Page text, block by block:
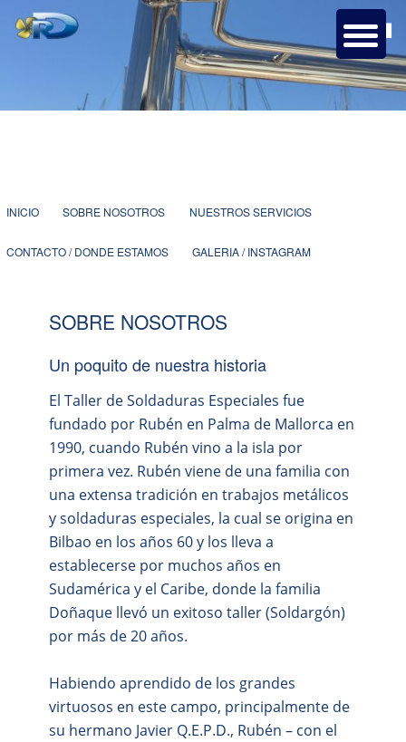
Ruben Doñaque Soldaduras
Taller de soldaduras y carpintería metálica con más de 25 años de
experiencia dedicados a la náutica.
principal
IR
AL
CONTENIDO
PRINCIPAL
INICIO SOBRE NOSOTROS NUESTROS SERVICIOS
CONTACTO / DONDE ESTAMOS GALERIA / INSTAGRAM
SOBRE NOSOTROS
Un poquito de nuestra historia
El Taller de Soldaduras Especiales fue
fundado por Rubén en Palma de Mallorca en
1990, cuando Rubén vino a la isla por
primera vez. Rubén viene de una familia con
una extensa tradición en trabajos metálicos
y soldaduras especiales, la cual se origina en
Bilbao en los años 60 y los lleva a
establecerse por muchos años en
Sudamérica y el Caribe, donde la familia
Doñaque llevó un exitoso taller (Soldargón)
por más de 20 años.
Habiendo aprendido de los grandes
virtuosos en este campo, principalmente de
su hermano Javier Q.E.P.D., Rubén – con el